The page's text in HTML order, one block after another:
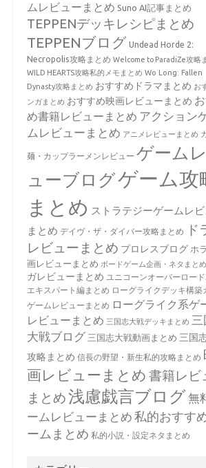
ムレビューまとめ Suno AI記事まとめ
TEPPENデッキレシピまとめ
TEPPENブログ Undead Horde 2:
Necropolis攻略まとめ Welcome to ParadiZe攻略
WILD HEARTS攻略私的メモまとめ Wo Long: Fallen
Dynasty攻略まとめ おすすめドラマまとめ お
ンガまとめ おすすめ映画レビューまとめ
め書籍レビューまとめ アクション
ムレビューまとめ アニメレビューまとめ
麺・カップラーメンレビュー ゲーム
ューブログゲーム攻
まとめ ストラテジーゲームレ
まとめ デイヴ・ザ・ダイバー攻略まとめ
ド
レビューまとめ プロレスブログ ホ
画レビューまとめ ボードゲーム企画・ネタまとめ
ガレビューまとめ ユニコーンオーバーロー
エキスパート編まとめ ローグライクデッキ構築
ゲームレビューまとめ ローグライク系ゲ
レビューまとめ 三国志大戦デッキまとめ 三
大戦ブログ 三国志大戦動画まとめ 三国
攻略まとめ 信長の野望・新生私的攻略まとめ
画レビューまとめ 書籍レビ
まとめ浅慮戯言ブログ無
ームレビューまとめ 私的おすす
ームまとめ 私的小説・設定ネタまとめ